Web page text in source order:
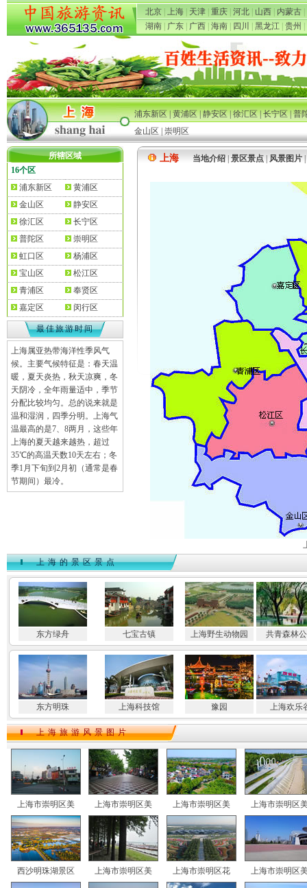
北京 上海 天津 重庆 河北 山西 内蒙古
湖南
广东 广西 海南 四川 黑龙江 贵州
浦东新区|黄浦区|静安区|徐汇区|长宁区|普
金山区
崇明区
所辖区域
16个区
浦东新区
黄浦区
金山区
静安区
徐汇区
长宁区
普陀区
崇明区
虹口区
杨浦区
宝山区
松江区
青浦区
奉贤区
嘉定区
闵行区
最佳旅游时间
上海属亚热带海洋性季风气
候。主要气候特征是：春天温
暖，夏天炎热，秋天凉爽，冬
天阴冷，全年雨量适中，季节
分配比较均匀。总的说来就是
温和湿润，四季分明。上海气
温最高的是7、8两月，这些年
上海的夏天越来越热，超过
35℃的高温天数10天左右；冬
季1月下旬到2月初（通常是春
节期间）最冷。
上海 当地介绍 景区景点 风景图片
上海的景区景点
东方绿舟 七宝古镇 上海野生动物园 共青森林
东方明珠 上海科技馆 豫园 上海欢乐
上海旅游风景图片
上海市崇明区美 上海市崇明区美 上海市崇明区美 上海市崇明区
西沙明珠湖景区 上海市崇明区美 上海市崇明区花 上海市崇明区